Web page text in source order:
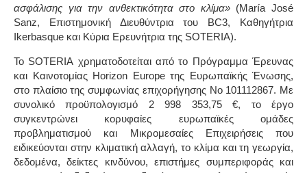
ασφάλισης για την ανθεκτικότητα στο κλίμα»(María José
Sanz, Επιστημονική Διευθύντρια του BC3, Καθηγήτρια
Ikerbasque και Κύρια Ερευνήτρια της SOTERIA).
Το SOTERIA χρηματοδοτείται από το Πρόγραμμα Έρευνας
και Καινοτομίας Horizon Europeτης Ευρωπαϊκής Ένωσης,
στο πλαίσιο της συμφωνίας επιχορήγησης No 101112867. Με
συνολικό προϋπολογισμό 2 998 353,75 €, το έργο
συγκεντρώνει κορυφαίες ευρωπαϊκές ομάδες
προβληματισμού και Μικρομεσαίες Επιχειρήσεις που
ειδικεύονται στην κλιματική αλλαγή, το κλίμα και τη γεωργία,
δεδομένα, δείκτες κινδύνου, επιστήμες συμπεριφοράς και